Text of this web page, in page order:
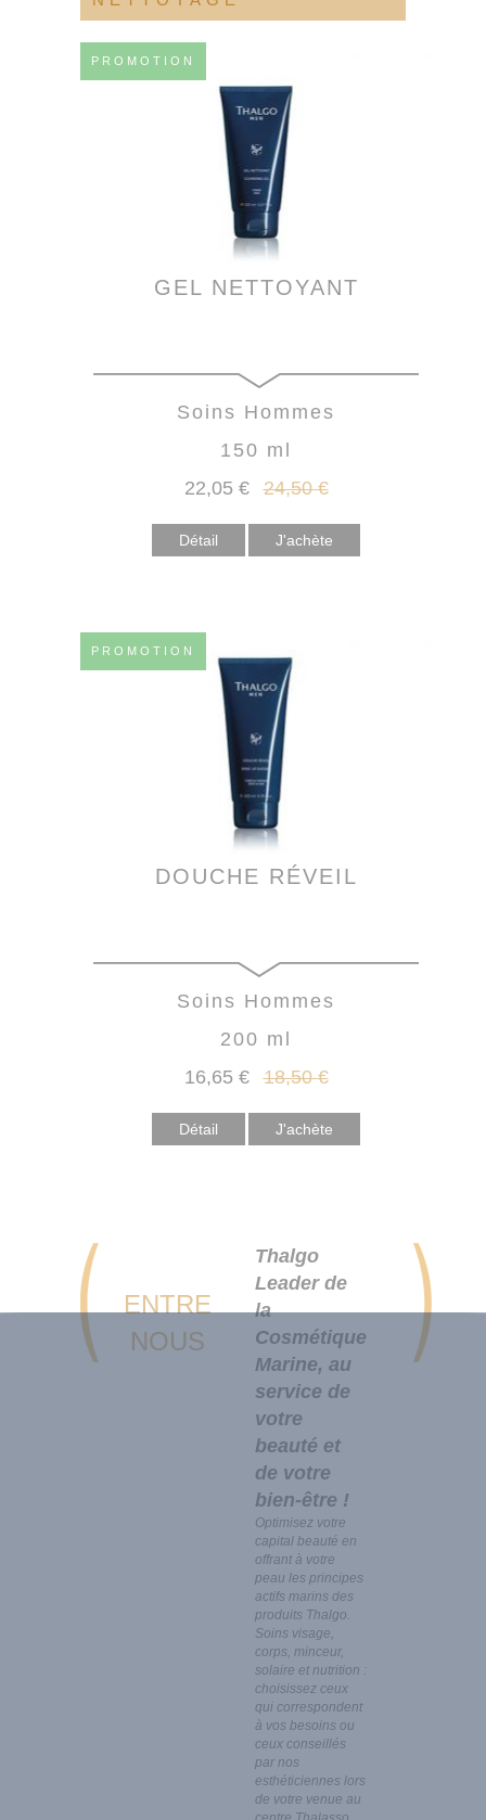
PROMOTION
GEL NETTOYANT
Soins Hommes
150 ml
22,05 € 24,50 €
Détail
PROMOTION
DOUCHE RÉVEIL
Soins Hommes
200 ml
16,65 € 18,50 €
Détail
ENTRE
NOUS
Thalgo
Leader de
la
Cosmétique
Marine, au
service de
votre
beauté et
de votre
bien-être !
Optimisez votre
capital beauté en
offrant à votre
peau les principes
actifs marins des
produits Thalgo.
Soins visage,
corps, minceur,
solaire et nutrition :
choisissez ceux
qui correspondent
à vos besoins ou
ceux conseillés
par nos
esthéticiennes lors
de votre venue au